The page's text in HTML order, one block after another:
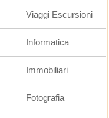
Viaggi Escursioni
Informatica
Immobiliari
Fotografia